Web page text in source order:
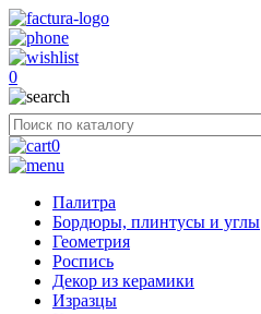
0
0
Палитра
Бордюры, плинтусы и углы
Геометрия
Роспись
Декор из керамики
Изразцы